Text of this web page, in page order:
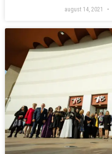
august 14, 2021